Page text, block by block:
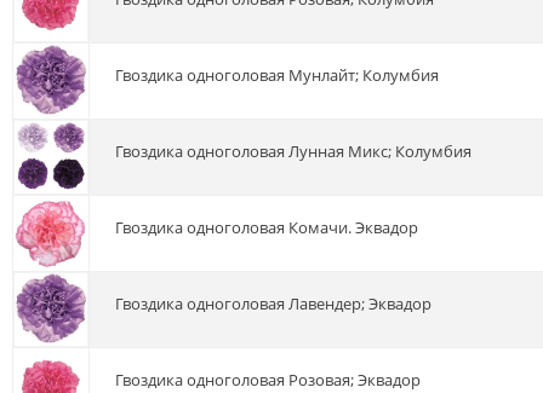
гвоздика одноголовая Мунлайт; Колумбия
гвоздика одноголовая Лунная Микс; Колумбия
гвоздика одноголовая Комачи. Эквадор
гвоздика одноголовая Лавендер; Эквадор
гвоздика одноголовая Розовая; Эквадор